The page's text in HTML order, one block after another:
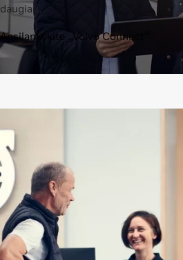
daugiau.
Apsilankykite „Volvo Connect“